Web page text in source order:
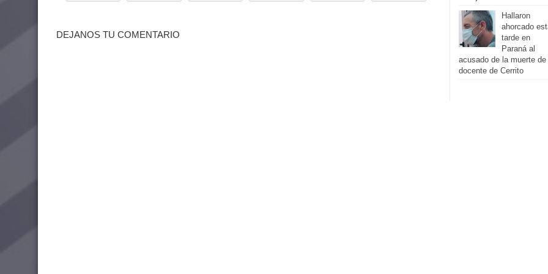
DEJANOS TU COMENTARIO
Hallaron
ahorcado
tarde en
Paraná al
acusado de la muerte de
docente de Cerrito